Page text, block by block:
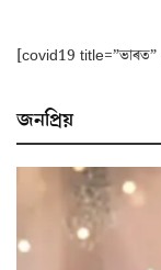
[covid19
জনপ্ৰিয়